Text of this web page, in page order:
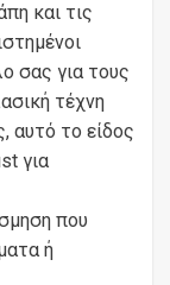
και τις
σας για τους
τέχνη
αυτό το είδος
για
που
ή